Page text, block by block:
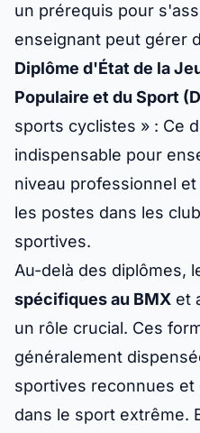
un prérequis pour
enseignant peut gérer
Diplôme d'État de la
Populaire et du Sport
sports cyclistes » : Ce
indispensable pour
niveau professionnel
les postes dans les
sportives.
Au-delà des diplômes,
spécifiques au BMX et
un rôle crucial. Ces
généralement
sportives reconnues
dans le sport extrême.